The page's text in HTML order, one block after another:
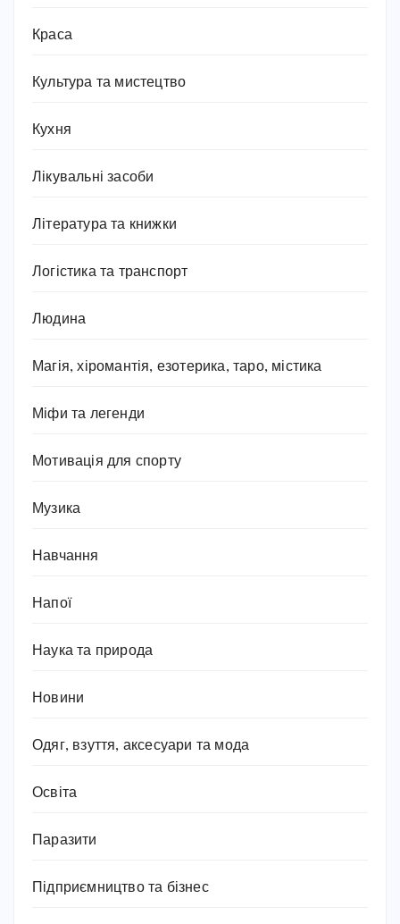
Краса
Культура та мистецтво
Кухня
Лікувальні засоби
Література та книжки
Логістика та транспорт
Людина
Магія, хіромантія, езотерика, таро, містика
Міфи та легенди
Мотивація для спорту
Музика
Навчання
Напої
Наука та природа
Новини
Одяг, взуття, аксесуари та мода
Освіта
Паразити
Підприємництво та бізнес